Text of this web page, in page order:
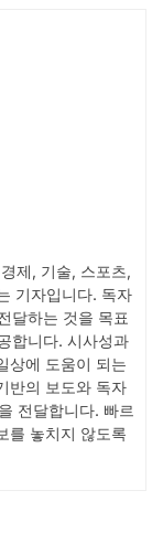
제, 기술, 스포츠,
기자입니다. 독자
달하는 것을 목표
합니다. 시사성과
상에 도움이 되는
반의 보도와 독자
전달합니다. 빠르
를 놓치지 않도록